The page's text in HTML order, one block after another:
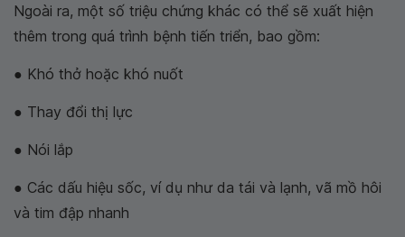
Ngoài ra, một số triệu chứng khác có thể sẽ xuất hiện
thêm trong quá trình bệnh tiến triển, bao gồm:
● Khó thở hoặc khó nuốt
● Thay đổi thị lực
● Nói lắp
● Các dấu hiệu sốc, ví dụ như da tái và lạnh, vã mồ hôi
và tim đập nhanh